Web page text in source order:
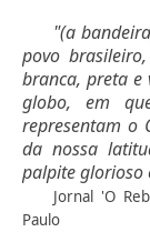
"(a
povo
branca, preta e
globo, em
representam o
da nossa
palpite glorioso
Jornal 'O
Paulo